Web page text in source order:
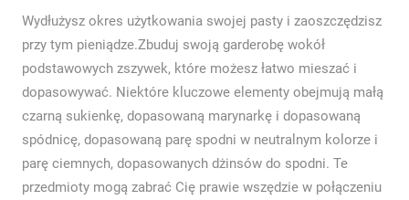
Wydłużysz okres użytkowania swojej pasty i zaoszczędzisz
przy tym pieniądze.Zbuduj swoją garderobę wokół
podstawowych zszywek, które możesz łatwo mieszać i
dopasowywać. Niektóre kluczowe elementy obejmują małą
czarną sukienkę, dopasowaną marynarkę i dopasowaną
spódnicę, dopasowaną parę spodni w neutralnym kolorze i
parę ciemnych, dopasowanych dżinsów do spodni. Te
przedmioty mogą zabrać Cię prawie wszędzie w połączeniu